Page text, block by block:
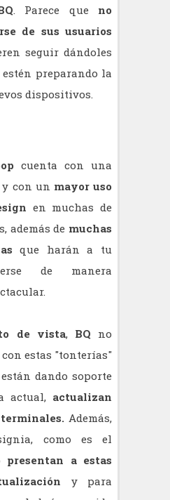
. Parece que no
de sus usuarios
seguir dándoles
preparando la
dispositivos.
cuenta con una
y con un mayor uso
en muchas de
además de muchas
que harán a tu
de manera
de vista, BQ no
estas "tonterías"
dando soporte
actual, actualizan
Además,
como es el
presentan a estas
y para